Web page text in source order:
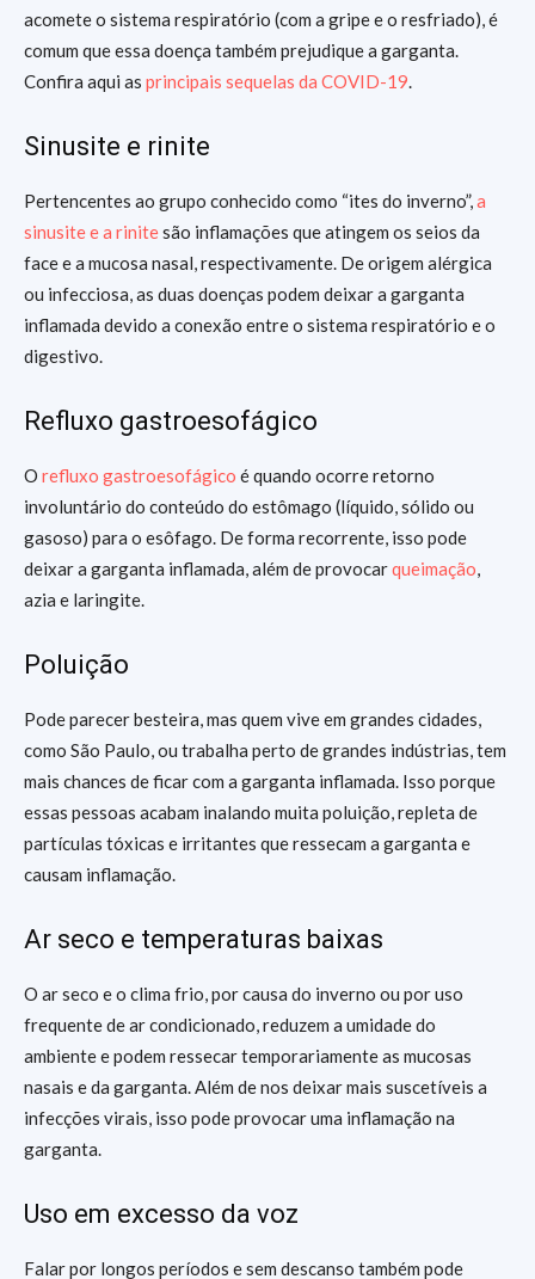
acomete o sistema respiratório (com a gripe e o resfriado), é
comum que essa doença também prejudique a garganta.
Confira aqui as principais sequelas da COVID-19.
Sinusite e rinite
Pertencentes ao grupo conhecido como “ites do inverno”,a
sinusite e a rinitesão inflamações que atingem os seios da
face e a mucosa nasal, respectivamente. De origem alérgica
ou infecciosa, as duas doenças podem deixar a garganta
inflamada devido a conexão entre o sistema respiratório e o
digestivo.
Refluxo gastroesofágico
O refluxo gastroesofágico é quando ocorre retorno
involuntário do conteúdo do estômago (líquido, sólido ou
gasoso) para o esôfago. De forma recorrente, isso pode
deixar a garganta inflamada, além de provocarqueimação,
azia e laringite.
Poluição
Pode parecer besteira, mas quem vive em grandes cidades,
como São Paulo, ou trabalha perto de grandes indústrias, tem
mais chances de ficar com a garganta inflamada. Isso porque
essas pessoas acabam inalando muita poluição, repleta de
partículas tóxicas e irritantes que ressecam a garganta e
causam inflamação.
Ar seco e temperaturas baixas
O ar seco e o clima frio, por causa do inverno ou por uso
frequente de ar condicionado, reduzem a umidade do
ambiente e podem ressecar temporariamente as mucosas
nasais e da garganta. Além de nos deixar mais suscetíveis a
infecções virais, isso pode provocar uma inflamação na
garganta.
Uso em excesso da voz
Falar por longos períodos e sem descanso também pode